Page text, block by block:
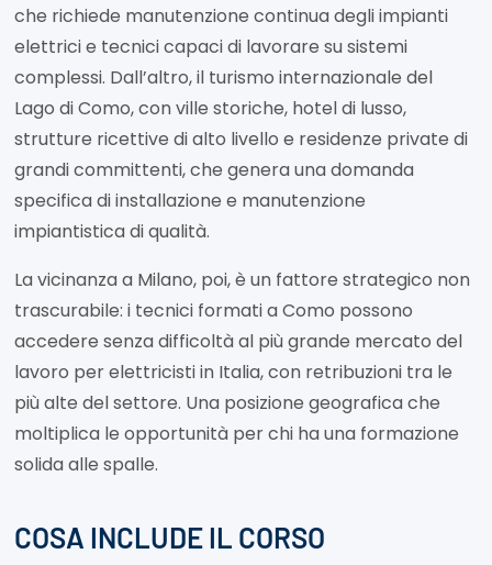
che richiede manutenzione continua degli impianti
elettrici e tecnici capaci di lavorare su sistemi
complessi. Dall’altro, il turismo internazionale del
Lago di Como, con ville storiche, hotel di lusso,
strutture ricettive di alto livello e residenze private di
grandi committenti, che genera una domanda
specifica di installazione e manutenzione
impiantistica di qualità.
La vicinanza a Milano, poi, è un fattore strategico non
trascurabile: i tecnici formati a Como possono
accedere senza difficoltà al più grande mercato del
lavoro per elettricisti in Italia, con retribuzioni tra le
più alte del settore. Una posizione geografica che
moltiplica le opportunità per chi ha una formazione
solida alle spalle.
COSA INCLUDE IL CORSO